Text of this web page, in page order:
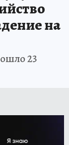
на
23